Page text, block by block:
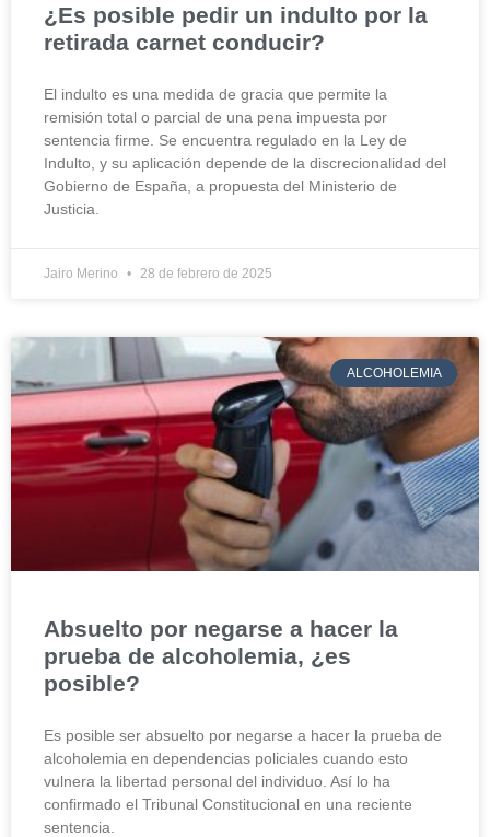
¿Es posible pedir un indulto por la
retirada carnet conducir?
El indulto es una medida de gracia que permite la
remisión total o parcial de una pena impuesta por
sentencia firme. Se encuentra regulado en la Ley de
Indulto, y su aplicación depende de la discrecionalidad del
Gobierno de España, a propuesta del Ministerio de
Justicia.
Jairo Merino 28 de febrero de 2025
ALCOHOLEMIA
Absuelto por negarse a hacer la
prueba de alcoholemia, ¿es
posible?
Es posible ser absuelto por negarse a hacer la prueba de
alcoholemia en dependencias policiales cuando esto
vulnera la libertad personal del individuo. Así lo ha
confirmado el Tribunal Constitucional en una reciente
sentencia.